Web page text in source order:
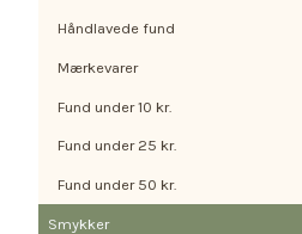
Håndlavede fund
Mærkevarer
Fund under 10 kr.
Fund under 25 kr.
Fund under 50 kr.
Smykker